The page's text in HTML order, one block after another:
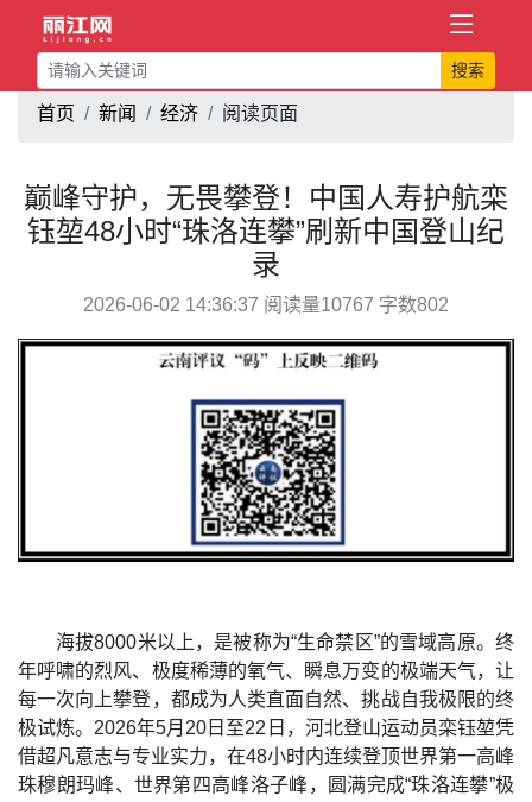
搜索
首页 新闻 经济 阅读页面
巅峰守护，无畏攀登！中国人寿护航栾
钰堃48小时“珠洛连攀”刷新中国登山纪
录
2026-06-02 14:36:37 阅读量10767 字数802
海拔8000米以上，是被称为“生命禁区”的雪域高原。终
年呼啸的烈风、极度稀薄的氧气、瞬息万变的极端天气，让
每一次向上攀登，都成为人类直面自然、挑战自我极限的终
极试炼。2026年5月20日至22日，河北登山运动员栾钰堃凭
借超凡意志与专业实力，在48小时内连续登顶世界第一高峰
珠穆朗玛峰、世界第四高峰洛子峰，圆满完成“珠洛连攀”极